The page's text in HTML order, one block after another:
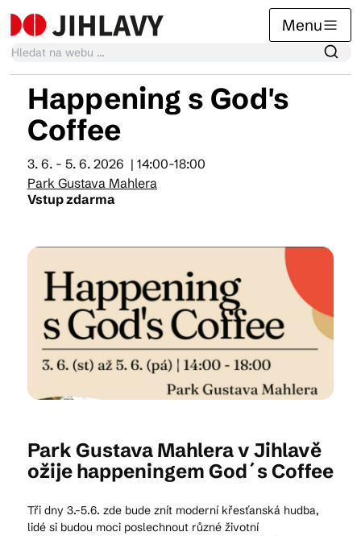
Menu
Kalendář akcí
Tradiční akce
Suvenýry
Praktické info
CS EN DE
Happening s God's
Coffee
3. 6. - 5. 6. 2026 | 14:00-18:00
Park Gustava Mahlera
Vstup zdarma
Park Gustava Mahlera v Jihlavě
ožije happeningem God´s Coffee
Tři dny 3.-5.6. zde bude znít moderní křesťanská hudba,
lidé si budou moci poslechnout různé životní